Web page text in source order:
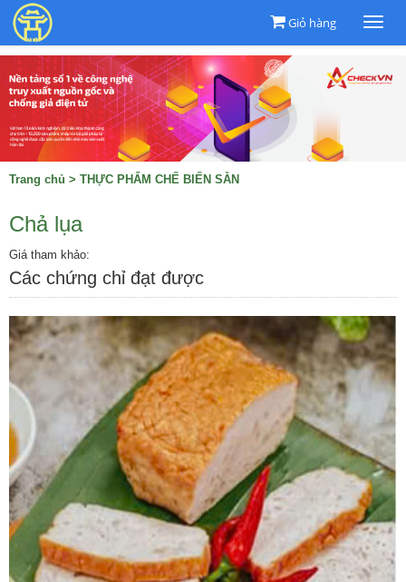
Giỏ hàng
Trang chủ > THỰC PHẨM CHẾ BIẾN SẴN
Chả lụa
Giá tham khảo:
Các chứng chỉ đạt được